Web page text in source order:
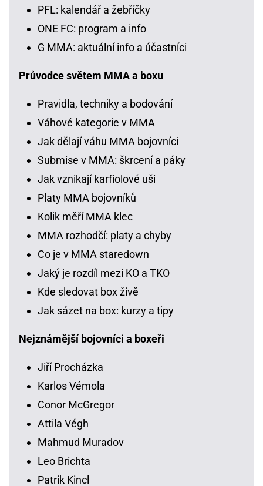
PFL: kalendář a žebříčky
ONE FC: program a info
G MMA: aktuální info a účastníci
Průvodce světem MMA a boxu
Pravidla, techniky a bodování
Váhové kategorie v MMA
Jak dělají váhu MMA bojovníci
Submise v MMA: škrcení a páky
Jak vznikají karfiolové uši
Platy MMA bojovníků
Kolik měří MMA klec
MMA rozhodčí: platy a chyby
Co je v MMA staredown
Jaký je rozdíl mezi KO a TKO
Kde sledovat box živě
Jak sázet na box: kurzy a tipy
Nejznámější bojovníci a boxeři
Jiří Procházka
Karlos Vémola
Conor McGregor
Attila Végh
Mahmud Muradov
Leo Brichta
Patrik Kincl